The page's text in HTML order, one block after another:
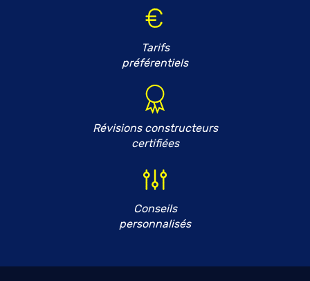
Tarifs
préférentiels
Révisions constructeurs
certifiées
Conseils
personnalisés